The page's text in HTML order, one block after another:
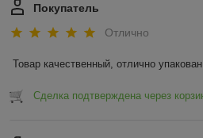
Покупатель
Отлично
Товар качественный, отлично
Сделка подтверждена через